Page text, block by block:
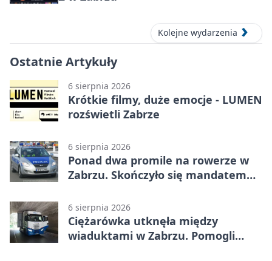
Kolejne wydarzenia
Ostatnie Artykuły
6 sierpnia 2026
Krótkie filmy, duże emocje - LUMEN
rozświetli Zabrze
6 sierpnia 2026
Ponad dwa promile na rowerze w
Zabrzu. Skończyło się mandatem
6 sierpnia 2026
Ciężarówka utknęła między
wiaduktami w Zabrzu. Pomogli